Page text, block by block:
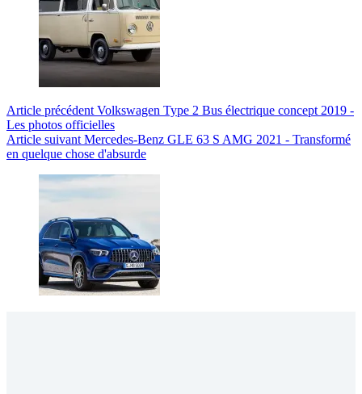
Article précédent Volkswagen Type 2 Bus électrique concept 2019 -
Les photos officielles
Article suivant Mercedes-Benz GLE 63 S AMG 2021 - Transformé
en quelque chose d'absurde